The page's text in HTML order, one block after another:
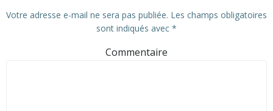
Votre adresse e-mail ne sera pas publiée. Les champs obligatoires
sont indiqués avec *
Commentaire